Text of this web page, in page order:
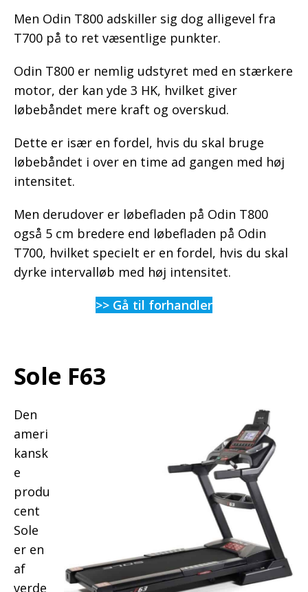
Men Odin T800 adskiller sig dog alligevel fra
T700 på to ret væsentlige punkter.
Odin T800 er nemlig udstyret med en stærkere
motor, der kan yde 3 HK, hvilket giver
løbebåndet mere kraft og overskud.
Dette er især en fordel, hvis du skal bruge
løbebåndet i over en time ad gangen med høj
intensitet.
Men derudover er løbefladen på Odin T800
også 5 cm bredere end løbefladen på Odin
T700, hvilket specielt er en fordel, hvis du skal
dyrke intervalløb med høj intensitet.
>> Gå til forhandler
Sole F63
Den
ameri
kansk
e
produ
cent
Sole
er en
af
verde